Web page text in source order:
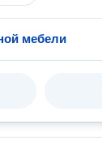
мебели